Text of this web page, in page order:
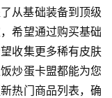
从基础装备到顶级
希望通过购买基础
收集更多稀有皮肤
炒蛋卡盟都能为您
热门商品列表，确